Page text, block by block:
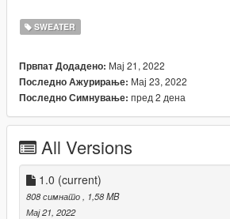
Enjoy!
SWEATER
Првпат Додадено: Мај 21, 2022
Последно Ажурирање: Мај 23, 2022
Последно Симнување: пред 2 дена
All Versions
1.0 (current)
808 симнато
, 1,58 MB
Мај 21, 2022